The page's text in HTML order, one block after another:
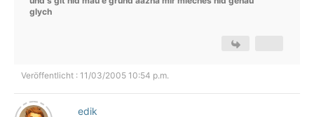
glych
Veröffentlicht : 11/03/2005 10:54 p.m.
edik